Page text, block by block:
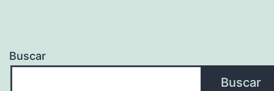
Buscar
Buscar